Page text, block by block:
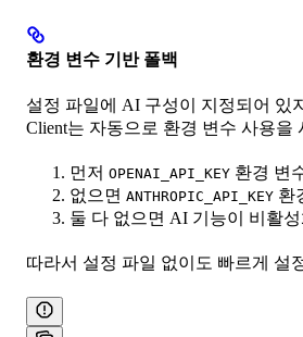
환경 변수 기반 폴백
설정 파일에 AI 구성이 지정되어 있
Client는 자동으로 환경 변수 사용을
먼저 OPENAI_API_KEY 환경 변
없으면 ANTHROPIC_API_KEY 환
둘 다 없으면 AI 기능이 비활
따라서 설정 파일 없이도 빠르게 설